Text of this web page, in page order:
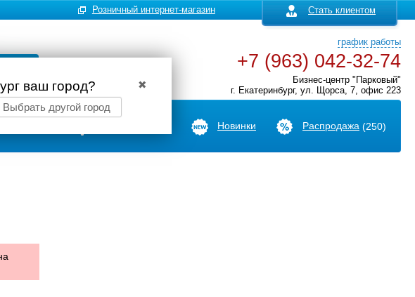
Стать клиентом
Розничный интернет-магазин
✖
ваш город?
Выбрать другой город
график работы
+7 (963) 042-32-74
Бизнес-центр "Парковый"
г. Екатеринбург, ул. Щорса, 7, офис 223
Новинки Распродажа (250)